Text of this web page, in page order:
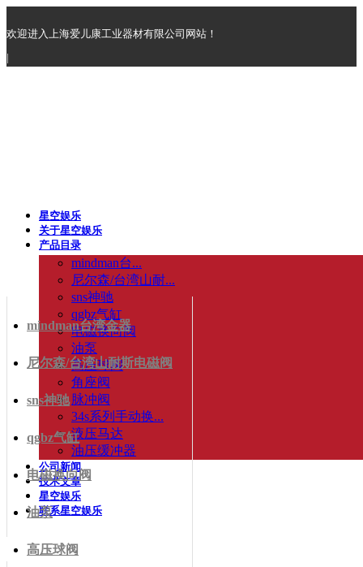
欢迎进入上海爱儿康工业器材有限公司网站！
|
星空娱乐
关于星空娱乐
产品目录
mindman台...
尼尔森/台湾山耐...
sns神驰
qgbz气缸
电磁换向阀
油泵
高压球阀
角座阀
脉冲阀
34s系列手动换...
液压马达
油压缓冲器
公司新闻
技术文章
星空娱乐
联系星空娱乐
mindman台湾金器
尼尔森/台湾山耐斯电磁阀
sns神驰
qgbz气缸
电磁换向阀
油泵
高压球阀